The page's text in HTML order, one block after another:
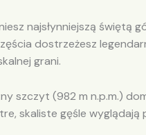
najsłynniejszą świętą
dostrzeżesz
grani.
szczyt (982 m n.p.m.)
skaliste gęśle wyglądają